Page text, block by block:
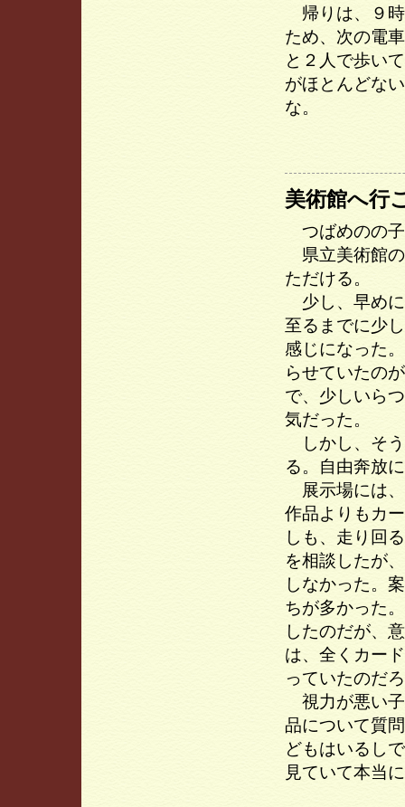
帰りは、９時
ため、次の電
と２人で歩い
がほとんどな
な。
美術館へ行
つばめのの
県立美術館の
ただける。
少し、早めに
至るまでに少
感じになった
らせていたの
で、少しいら
気だった。
しかし、そう
る。自由奔放
展示場には、
作品よりもカ
しも、走り回
を相談したが
しなかった。
ちが多かった
したのだが、
は、全くカー
っていたのだ
視力が悪い子
品について質
どもはいるし
見ていて本当